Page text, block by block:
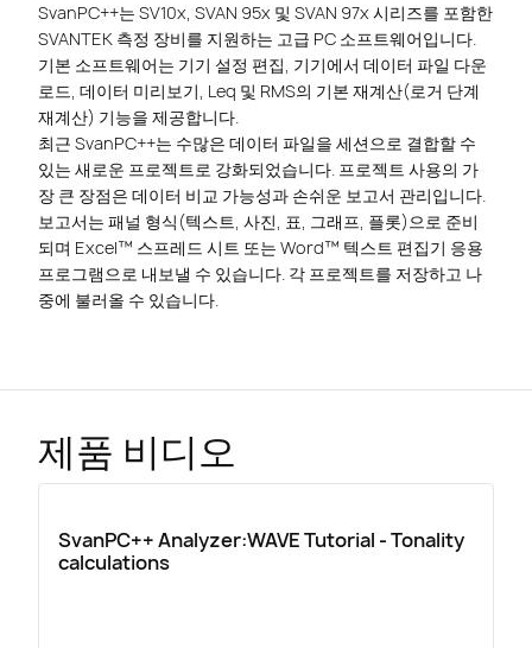
SvanPC++는 SV10x, SVAN 95x 및 SVAN 97x 시리즈를 포함한
SVANTEK 측정 장비를 지원하는 고급 PC 소프트웨어입니다.
기본 소프트웨어는 기기 설정 편집, 기기에서 데이터 파일 다운
로드, 데이터 미리보기, Leq 및 RMS의 기본 재계산(로거 단계
재계산) 기능을 제공합니다.
최근 SvanPC++는 수많은 데이터 파일을 세션으로 결합할 수
있는 새로운 프로젝트로 강화되었습니다. 프로젝트 사용의 가
장 큰 장점은 데이터 비교 가능성과 손쉬운 보고서 관리입니다.
보고서는 패널 형식(텍스트, 사진, 표, 그래프, 플롯)으로 준비
되며 Excel™ 스프레드 시트 또는 Word™ 텍스트 편집기 응용
프로그램으로 내보낼 수 있습니다. 각 프로젝트를 저장하고 나
중에 불러올 수 있습니다.
제품 비디오
SvanPC++ Analyzer:WAVE Tutorial - Tonality
calculations